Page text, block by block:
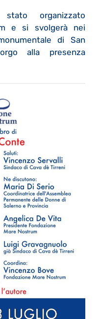
organizzato
e si svolgerà nei
di San
alla presenza